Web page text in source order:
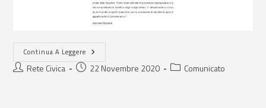
Continua A Leggere
Rete Civica 22 Novembre 2020 Comunicato